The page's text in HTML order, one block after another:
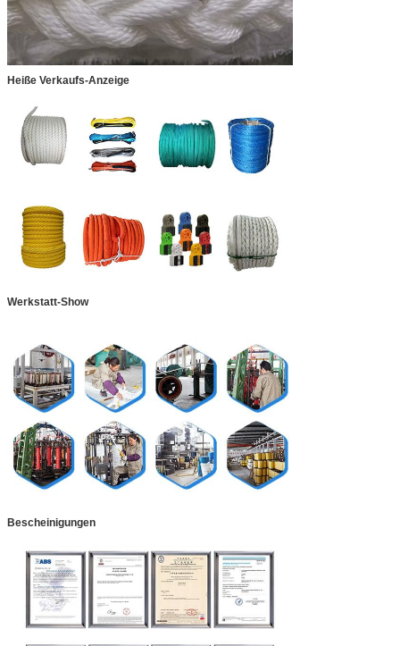
Heiße Verkaufs-Anzeige
Werkstatt-Show
Bescheinigungen